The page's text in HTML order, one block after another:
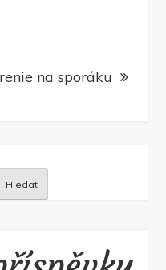
na sporáku
Hledat